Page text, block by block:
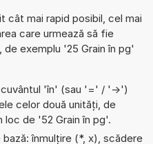
cât mai rapid posibil, cel mai
care urmează să fie
exemplu '25 Grain în pg'
cuvântul 'în' (sau '=' / '->')
celor două unități, de
loc de '52 Grain în pg'.
înmulțire (*, x), scădere